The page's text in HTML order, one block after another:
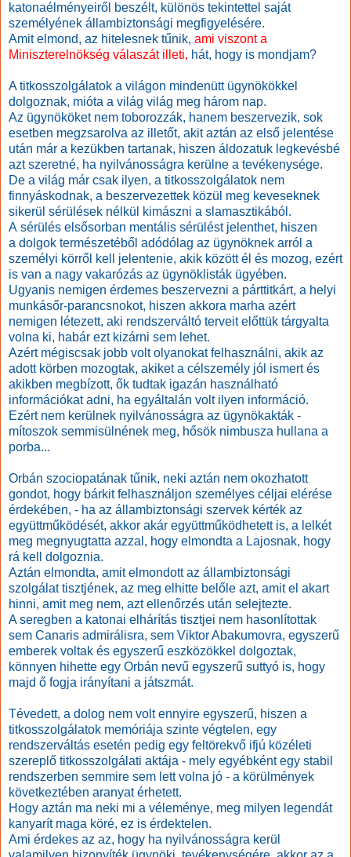
katonaélményeiről beszélt, különös tekintettel saját
személyének állambiztonsági megfigyelésére.
Amit elmond, az hitelesnek tűnik, ami viszont a
Miniszterelnökség válaszát illeti, hát, hogy is mondjam?
A titkosszolgálatok a világon mindenütt ügynökökkel
dolgoznak, mióta a világ világ meg három nap.
Az ügynököket nem toborozzák, hanem beszervezik, sok
esetben megzsarolva az illetőt, akit aztán az első jelentése
után már a kezükben tartanak, hiszen áldozatuk legkevésbé
azt szeretné, ha nyilvánosságra kerülne a tevékenysége.
De a világ már csak ilyen, a titkosszolgálatok nem
finnyáskodnak, a beszervezettek közül meg keveseknek
sikerül sérülések nélkül kimászni a slamasztikából.
A sérülés elsősorban mentális sérülést jelenthet, hiszen
a dolgok természetéből adódólag az ügynöknek arról a
személyi körről kell jelentenie, akik között él és mozog, ezért
is van a nagy vakarózás az ügynöklisták ügyében.
Ugyanis nemigen érdemes beszervezni a párttitkárt, a helyi
munkásőr-parancsnokot, hiszen akkora marha azért
nemigen létezett, aki rendszerváltó terveit előttük tárgyalta
volna ki, habár ezt kizárni sem lehet.
Azért mégiscsak jobb volt olyanokat felhasználni, akik az
adott körben mozogtak, akiket a célszemély jól ismert és
akikben megbízott, ők tudtak igazán használható
információkat adni, ha egyáltalán volt ilyen információ.
Ezért nem kerülnek nyilvánosságra az ügynökakták -
mítoszok semmisülnének meg, hősök nimbusza hullana a
porba...
Orbán szociopatának tűnik, neki aztán nem okozhatott
gondot, hogy bárkit felhasználjon személyes céljai elérése
érdekében, - ha az állambiztonsági szervek kérték az
együttműködését, akkor akár együttműködhetett is, a lelkét
meg megnyugtatta azzal, hogy elmondta a Lajosnak, hogy
rá kell dolgoznia.
Aztán elmondta, amit elmondott az állambiztonsági
szolgálat tisztjének, az meg elhitte belőle azt, amit el akart
hinni, amit meg nem, azt ellenőrzés után selejtezte.
A seregben a katonai elhárítás tisztjei nem hasonlítottak
sem Canaris admirálisra, sem Viktor Abakumovra, egyszerű
emberek voltak és egyszerű eszközökkel dolgoztak,
könnyen hihette egy Orbán nevű egyszerű suttyó is, hogy
majd ő fogja irányítani a játszmát.
Tévedett, a dolog nem volt ennyire egyszerű, hiszen a
titkosszolgálatok memóriája szinte végtelen, egy
rendszerváltás esetén pedig egy feltörekvő ifjú közéleti
szereplő titkosszolgálati aktája - mely egyébként egy stabil
rendszerben semmire sem lett volna jó - a körülmények
következtében aranyat érhetett.
Hogy aztán ma neki mi a véleménye, meg milyen legendát
kanyarít maga köré, ez is érdektelen.
Ami érdekes az az, hogy ha nyilvánosságra kerül